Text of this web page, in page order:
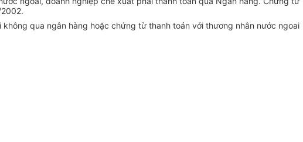
qua ngân hàng hoặc chứng từ thanh toán với thương nhân nước ngoai